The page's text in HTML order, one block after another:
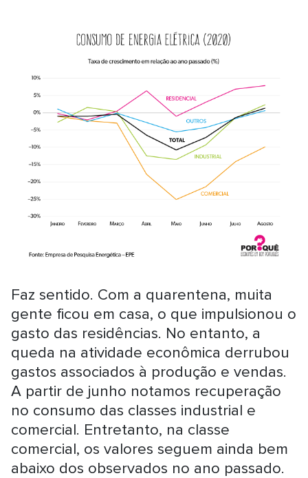
Faz sentido. Com a quarentena, muita
gente ficou em casa, o que impulsionou o
gasto das residências. No entanto, a
queda na atividade econômica derrubou
gastos associados à produção e vendas.
A partir de junho notamos recuperação
no consumo das classes industrial e
comercial. Entretanto, na classe
comercial, os valores seguem ainda bem
abaixo dos observados no ano passado.